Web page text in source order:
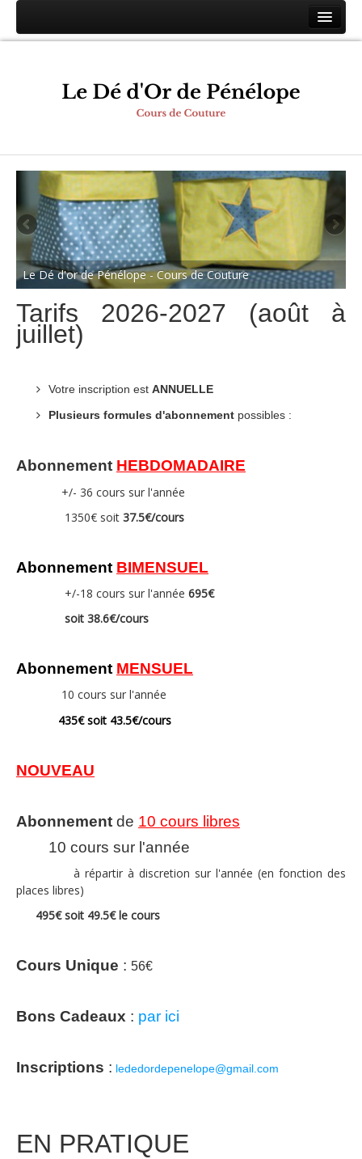
Accueil
Horaires
Bons Cadeaux
Conditions
Photos
Contact
Espace membres
Le Dé d'or de Pénélope - Cours de Couture
Tarifs 2026-2027 (août à
juillet)
Votre inscription est ANNUELLE
Plusieurs formules d'abonnement possibles :
Abonnement HEBDOMADAIRE
+/- 36 cours sur l'année
1350€ soit 37.5€/cours
Abonnement BIMENSUEL
+/-18 cours sur l'année 695€
soit 38.6€/cours
Abonnement MENSUEL
10 cours sur l'année
435€soit 43.5€/cours
NOUVEAU
Abonnement de 10 cours libres
10 cours sur l'année
à répartir à discretion sur l'année (en fonction des
places libres)
495€ soit 49.5€ le cours
Cours Unique : 56€
Bons Cadeaux : par ici
Inscriptions : lededordepenelope@gmail.com
EN PRATIQUE